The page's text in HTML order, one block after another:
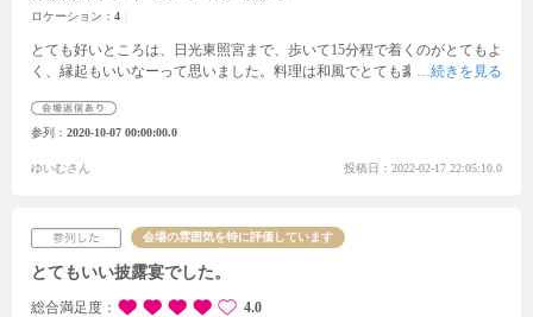
ロケーション： 4
とても好いところは、日光東照宮まで、歩いて15分程で着くのがとてもよ
く、縁起もいいなーって思いました。料理は和風でとても豪華で一流の職
の食べ物を使ったりしているので魅力を感じる料理でした。大人数で考え
ている方も、少人数で考えている方も、会食のみでの開催を考えてる方も
なことにおいても選べる幅が広く、自分の理想描いたような結婚式が遅れ
とができるんだろうなって感じました。
参列 2020-10-07 00:00:00.0
ゆいむさん 投稿日：2022-02-17 22:05:10.0
会場の雰囲気を特に評価しています
とてもいい披露宴でした。
総合満足度 4.0